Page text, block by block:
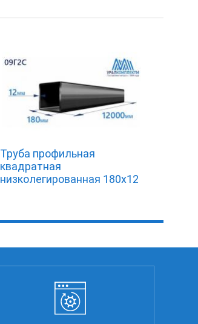
Труба профильная
квадратная
низколегированная 180х12